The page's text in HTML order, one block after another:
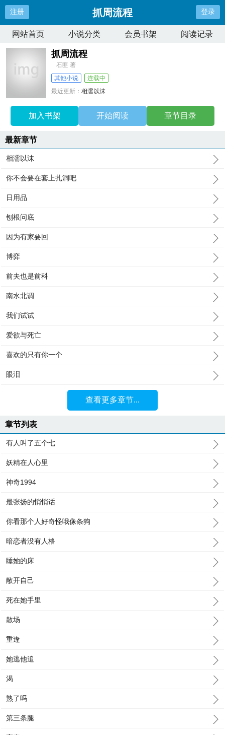
注册 抓周流程 登录
网站首页 小说分类 会员书架 阅读记录
抓周流程
石匪 著
其他小说
连载中
最近更新：相濡以沫
加入书架 开始阅读 章节目录
最新章节
相濡以沫
你不会要在套上扎洞吧
日用品
刨根问底
因为有家要回
博弈
前夫也是前科
南水北调
我们试试
爱欲与死亡
喜欢的只有你一个
眼泪
查看更多章节...
章节列表
有人叫了五个七
妖精在人心里
神奇1994
最张扬的悄悄话
你看那个人好奇怪哦像条狗
暗恋者没有人格
睡她的床
敞开自己
死在她手里
散场
重逢
她逃他追
渴
熟了吗
第三条腿